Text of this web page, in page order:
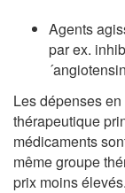
Agents
par ex.
Les dépenses
thérapeutique
médicaments
même groupe
prix moins élevés.